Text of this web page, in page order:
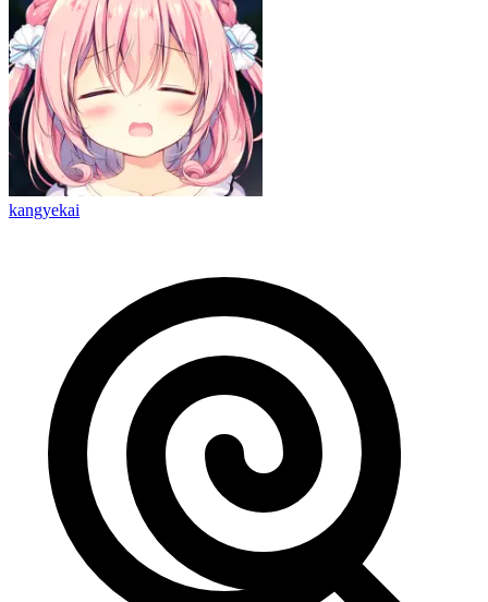
kangyekai